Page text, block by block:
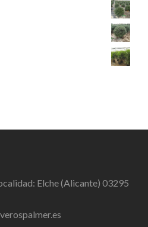
Elche (Alicante) 03295